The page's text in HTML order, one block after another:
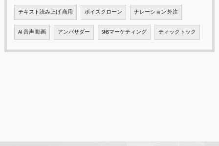
テキスト読み上げ 商用 ボイスクローン ナレーション 外注
AI 音声 動画 アンバサダー SNSマーケティング ティックトック